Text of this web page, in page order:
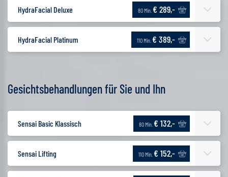
HydraFacial Deluxe 80 Min. € 289,-
HydraFacial Platinum 110 Min. € 389,-
Gesichtsbehandlungen für Sie und Ihn
Sensai Basic Klassisch 80 Min. € 132,-
Sensai Lifting 110 Min. € 152,-